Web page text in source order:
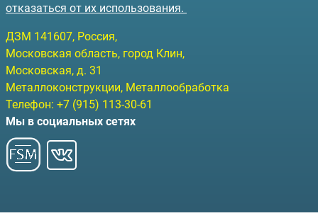
отказаться от их использования.
ДЗМ 141607, Россия,
Московская область, город Клин,
Московская, д. 31
Металлоконструкции, Металлообработка
Телефон: +7 (915) 113-30-61
Мы в социальных сетях